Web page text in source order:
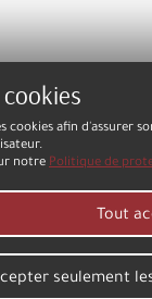
cookies afin d'assurer
notre Politique de
Tout
seulement